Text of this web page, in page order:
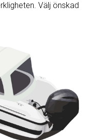
Välj önskad